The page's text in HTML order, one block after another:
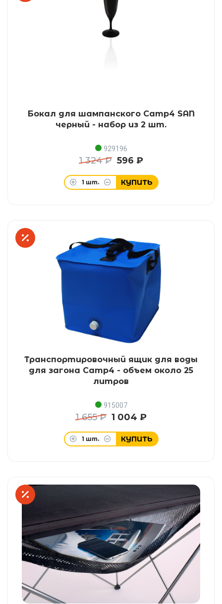
Бокал для шампанского Camp4 SAN
черный - набор из 2 шт.
929196
1 324 ₽ 596 ₽
1 шт. КУПИТЬ
Транспортировочный ящик для воды
для загона Camp4 - объем около 25
литров
915007
1 655 ₽ 1 004 ₽
1 шт. КУПИТЬ